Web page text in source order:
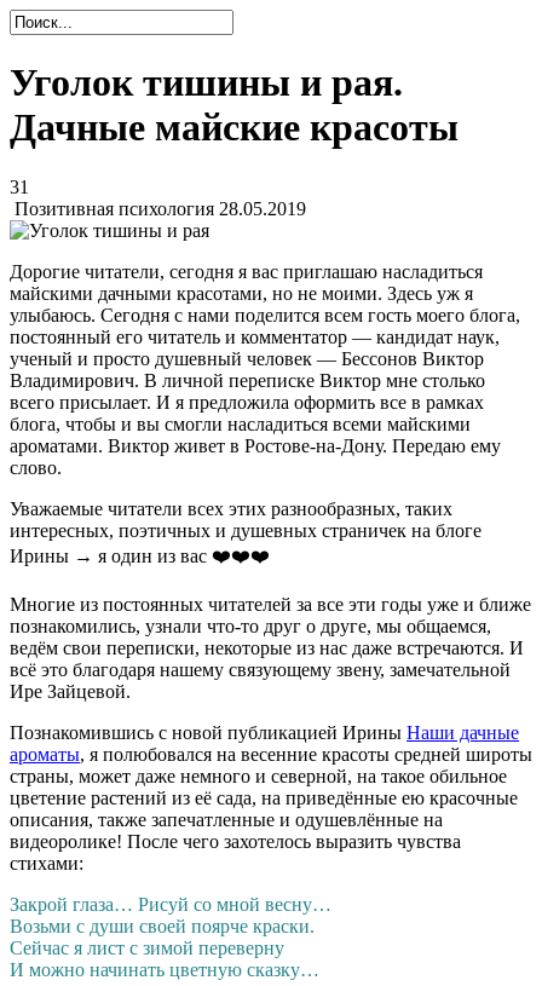
Уголок тишины и рая.
Дачные майские красоты
31
Позитивная психология 28.05.2019
Дорогие читатели, сегодня я вас приглашаю насладиться
майскими дачными красотами, но не моими. Здесь уж я
улыбаюсь. Сегодня с нами поделится всем гость моего блога,
постоянный его читатель и комментатор — кандидат наук,
ученый и просто душевный человек — Бессонов Виктор
Владимирович. В личной переписке Виктор мне столько
всего присылает. И я предложила оформить все в рамках
блога, чтобы и вы смогли насладиться всеми майскими
ароматами. Виктор живет в Ростове-на-Дону. Передаю ему
слово.
Уважаемые читатели всех этих разнообразных, таких
интересных, поэтичных и душевных страничек на блоге
Ирины → я один из вас ❤️️❤️️❤️️
Многие из постоянных читателей за все эти годы уже и ближе
познакомились, узнали что-то друг о друге, мы общаемся,
ведём свои переписки, некоторые из нас даже встречаются. И
всё это благодаря нашему связующему звену, замечательной
Ире Зайцевой.
Познакомившись с новой публикацией Ирины Наши дачные
ароматы, я полюбовался на весенние красоты средней широты
страны, может даже немного и северной, на такое обильное
цветение растений из её сада, на приведённые ею красочные
описания, также запечатленные и одушевлённые на
видеоролике! После чего захотелось выразить чувства
стихами:
Закрой глаза… Рисуй со мной весну…
Возьми с души своей поярче краски.
Сейчас я лист с зимой переверну
И можно начинать цветную сказку…